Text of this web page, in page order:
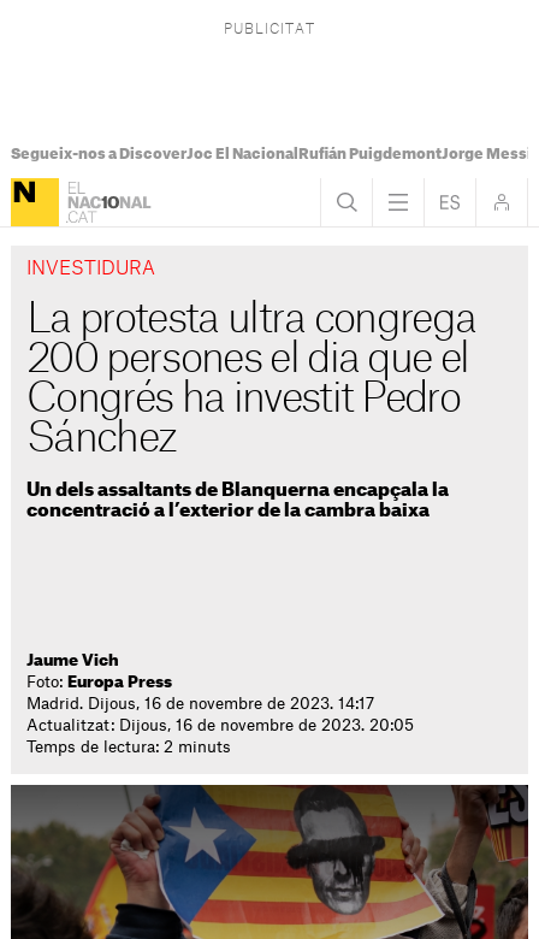
Segueix-nos a DiscoverJoc El Nacional Rufián PuigdemontJorge Messi
INVESTIDURA
La protesta ultra congrega
200 persones el dia que el
Congrés ha investit Pedro
Sánchez
Un dels assaltants de Blanquerna encapçala la
concentració a l’exterior de la cambra baixa
Jaume Vich
Foto: Europa Press
Madrid. Dijous, 16 de novembre de 2023. 14:17
Actualitzat: Dijous, 16 de novembre de 2023. 20:05
Temps de lectura: 2 minuts